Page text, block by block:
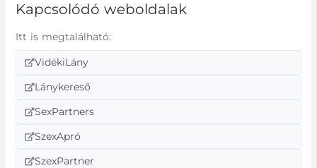
Kapcsolódó weboldalak
Itt is megtalálható:
VidékiLány
Lánykereső
SexPartners
SzexApró
SzexPartner